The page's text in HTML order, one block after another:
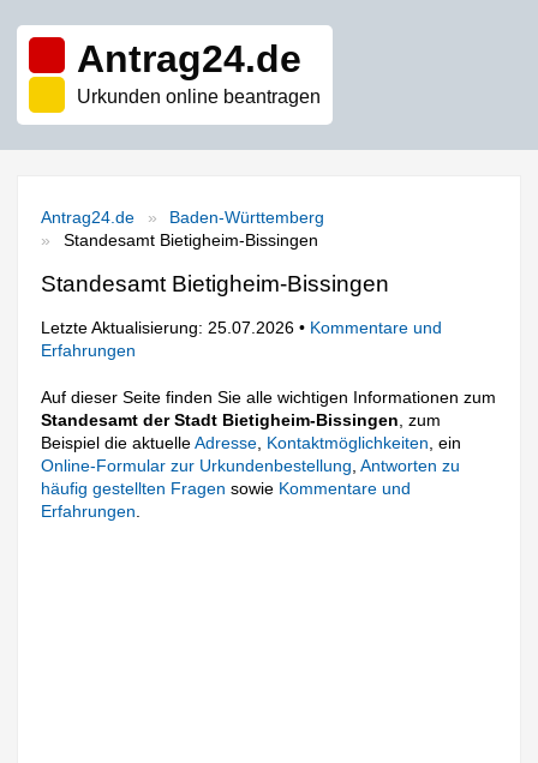
Antrag24.de
Urkunden online beantragen
Antrag24.de
Baden-Württemberg
Standesamt Bietigheim-Bissingen
Standesamt Bietigheim-Bissingen
Letzte Aktualisierung: 25.07.2026 • Kommentare und
Erfahrungen
Auf dieser Seite finden Sie alle wichtigen Informationen zum
Standesamt der Stadt Bietigheim-Bissingen , zum
Beispiel die aktuelleAdresse Kontaktmöglichkeiten , ein
Online-Formular zur Urkundenbestellung ,Antworten zu
häufig gestellten Fragen sowie Kommentare und
Erfahrungen